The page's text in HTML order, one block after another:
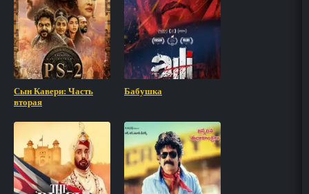
Сын Кавери: Часть
вторая
Бабушка